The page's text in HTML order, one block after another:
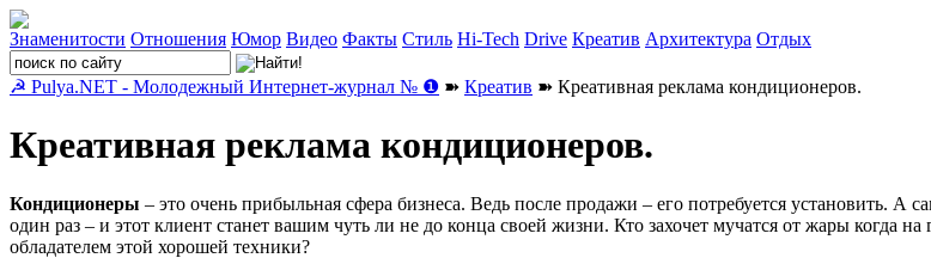
Знаменитости Отношения Юмор Видео Факты Стиль Hi-Tech Drive Креатив Архитектура Отдых
☭ Pulya.NET - Молодежный Интернет-журнал № ❶ ➽ Креатив ➽ Креативная реклама кондиционеров.
Креативная реклама кондиционеров.
Кондиционеры – это очень прибыльная сфера бизнеса. Ведь после продажи – его потребуется установить. А
один раз – и этот клиент станет вашим чуть ли не до конца своей жизни. Кто захочет мучатся от жары когда
обладателем этой хорошей техники?